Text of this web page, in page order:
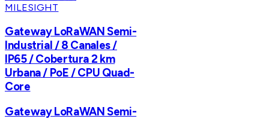
MILESIGHT
Gateway LoRaWAN Semi-
Industrial / 8 Canales /
IP65 / Cobertura 2 km
Urbana / PoE / CPU Quad-
Core
Gateway LoRaWAN Semi-